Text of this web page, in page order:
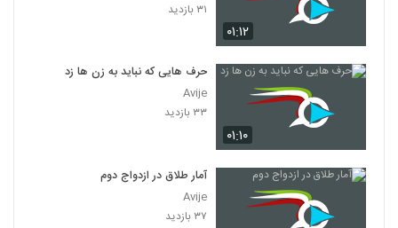
۰۱:۱۲
۳۱ بازدید
۰۱:۱۰
حرف هایی که نباید به زن ها زد
Avije
۳۳ بازدید
آمار طلاق در ازدواج دوم
Avije
۳۷ بازدید